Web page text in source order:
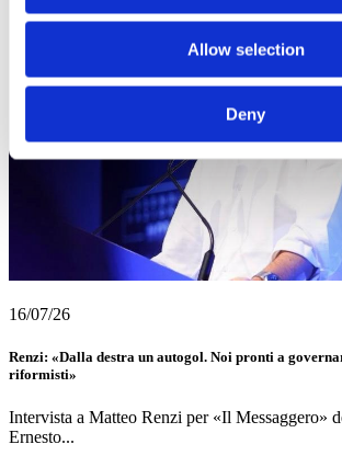
Allow selection
Deny
16/07/26
Renzi: «Dalla destra un autogol. Noi pronti a
riformisti»
Intervista a Matteo Renzi per «Il Messaggero»
Ernesto...